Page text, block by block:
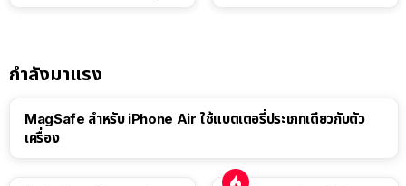
กำลังมาแรง
MagSafe สำหรับ iPhone Air ใช้แบตเตอรี่ประเภทเดียวกับตัว
เครื่อง